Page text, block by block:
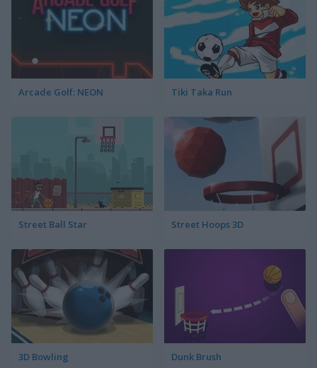
Arcade Golf: NEON Tiki Taka Run
Street Ball Star Street Hoops 3D
3D Bowling Dunk Brush